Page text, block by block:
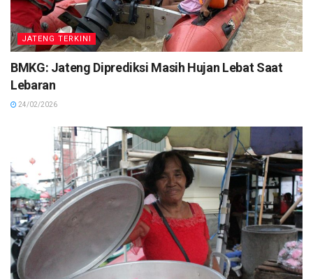
JATENG TERKINI
BMKG: Jateng Diprediksi Masih Hujan Lebat Saat
Lebaran
24/02/2026